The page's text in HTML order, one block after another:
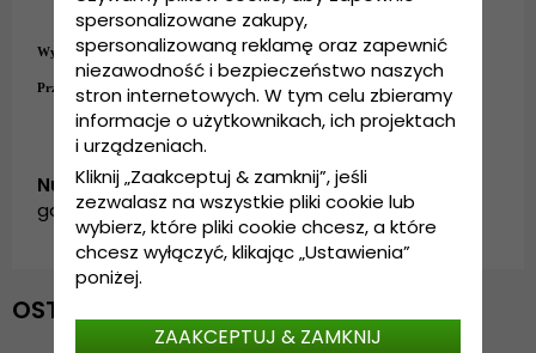
Regulacja z tyłu czapki.
Wykonanie:100%bawełna
Przewodnik po rozmiarach: Rozmiar uniwersalny
Numer artykułu:
garda.bc-01.burgundy
OSTATNIO OGLĄDANE
spersonalizowane zakupy,
spersonalizowaną reklamę oraz zapewnić
niezawodność i bezpieczeństwo naszych
stron internetowych. W tym celu zbieramy
informacje o użytkownikach, ich projektach
i urządzeniach.
Kliknij „Zaakceptuj & zamknij”, jeśli
zezwalasz na wszystkie pliki cookie lub
wybierz, które pliki cookie chcesz, a które
chcesz wyłączyć, klikając „Ustawienia”
poniżej.
ZAAKCEPTUJ & ZAMKNIJ